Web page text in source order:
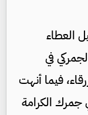
العطاء
في
فيما أنهت
جمرك الكرامة